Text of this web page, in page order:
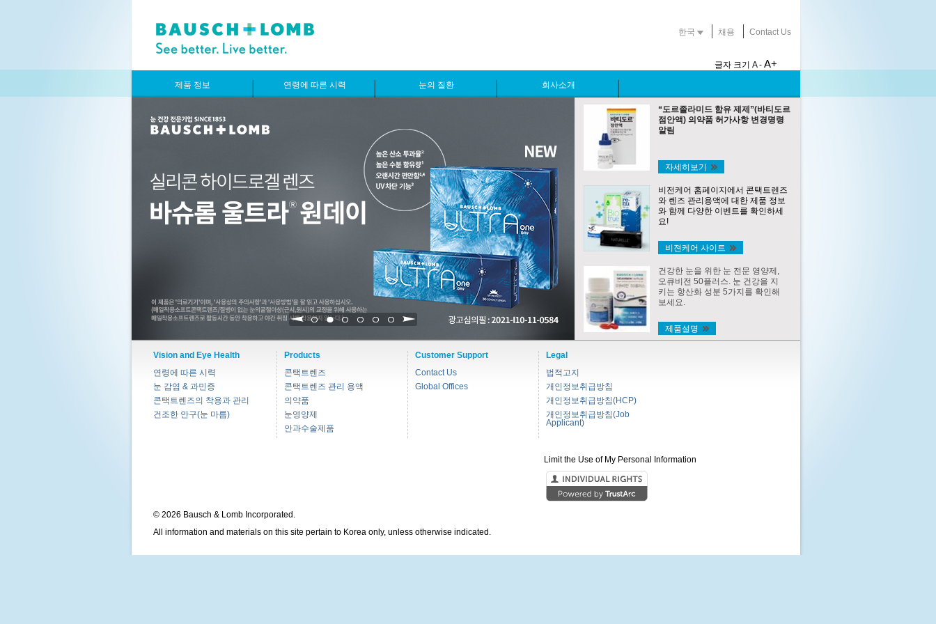
한국 채용 Contact Us
글자 크기 A - A+
제품 정보 연령에 따른 시력 눈의 질환 회사소개
1 2 3 4 5 6
“도르졸라미드 함유 제제”(바티도르
점안액) 의약품 허가사항 변경명령
알림
자세히보기
비전케어 홈페이지에서 콘택트렌즈
와 렌즈 관리용액에 대한 제품 정보
와 함께 다양한 이벤트를 확인하세
요!
비젼케어 사이트
건강한 눈을 위한 눈 전문 영양제,
오큐비전 50플러스. 눈 건강을 지
키는 항산화 성분 5가지를 확인해
보세요.
제품설명
Vision and Eye Health
연령에 따른 시력
눈 감염 & 과민증
콘택트렌즈의 착용과 관리
건조한 안구(눈 마름)
Products
콘택트렌즈
콘택트렌즈 관리 용액
의약품
눈영양제
안과수술제품
Customer Support
Contact Us
Global Offices
Legal
법적고지
개인정보취급방침
개인정보취급방침(HCP)
개인정보취급방침(Job
Applicant)
Limit the Use of My Personal Information
© 2026 Bausch & Lomb Incorporated.
All information and materials on this site pertain to Korea only, unless otherwise indicated.